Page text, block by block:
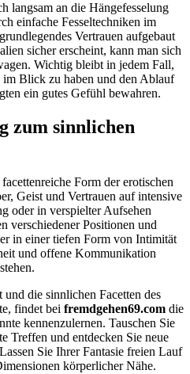
langsam an die Hängefesselung
einfache Fesseltechniken im
Vertrauen aufgebaut
sicher erscheint, kann man sich
Wichtig bleibt in jedem Fall,
im Blick zu haben und den Ablauf
ein gutes Gefühl bewahren.
zum sinnlichen
Form der erotischen
Geist und Vertrauen auf intensive
oder in verspielter Aufsehen
verschiedener Positionen und
in einer tiefen Form von Intimität
und offene Kommunikation
die sinnlichen Facetten des
findet bei fremdgehen69.com die
kennenzulernen. Tauschen Sie
Treffen und entdecken Sie neue
Sie Ihrer Fantasie freien Lauf
körperlicher Nähe.